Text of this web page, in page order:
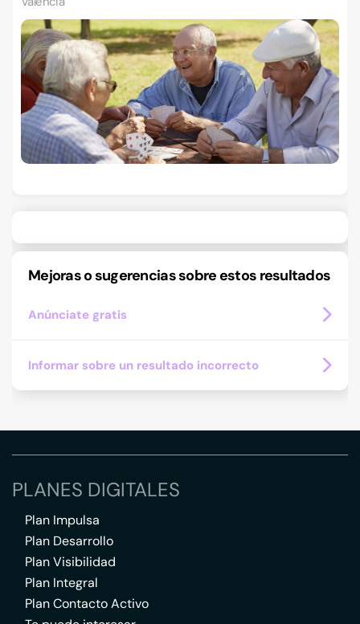
Mejoras o sugerencias sobre estos resultados
Anúnciate gratis
Informar sobre un resultado incorrecto
PLANES DIGITALES
Plan Impulsa
Plan Desarrollo
Plan Visibilidad
Plan Integral
Plan Contacto Activo